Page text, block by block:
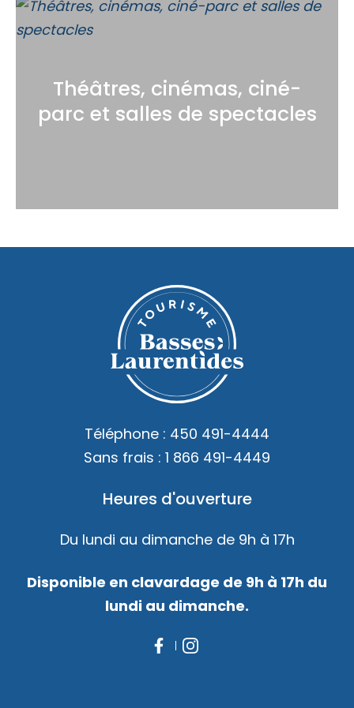
Théâtres, cinémas, ciné-
parc et salles de spectacles
Téléphone : 450 491-4444
Sans frais : 1 866 491-4449
Heures d'ouverture
Du lundi au dimanche de 9h à 17h
Disponible en clavardage de 9h à 17h du
lundi au dimanche.